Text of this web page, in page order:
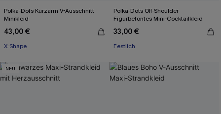
Polka-Dots Kurzarm V-Ausschnitt
Minikleid
43,00 €
X-Shape
Polka-Dots Off-Shoulder
Figurbetontes Mini-Cocktailkleid
33,00 €
Festlich
NEU